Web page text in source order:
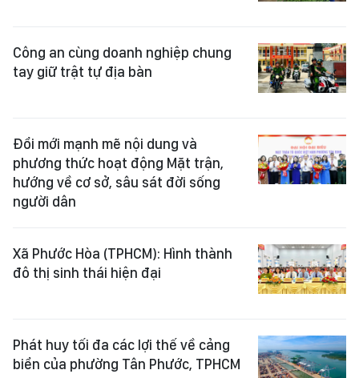
Công an cùng doanh nghiệp chung
tay giữ trật tự địa bàn
Đổi mới mạnh mẽ nội dung và
phương thức hoạt động Mặt trận,
hướng về cơ sở, sâu sát đời sống
người dân
Xã Phước Hòa (TPHCM): Hình thành
đô thị sinh thái hiện đại
Phát huy tối đa các lợi thế về cảng
biển của phường Tân Phước, TPHCM